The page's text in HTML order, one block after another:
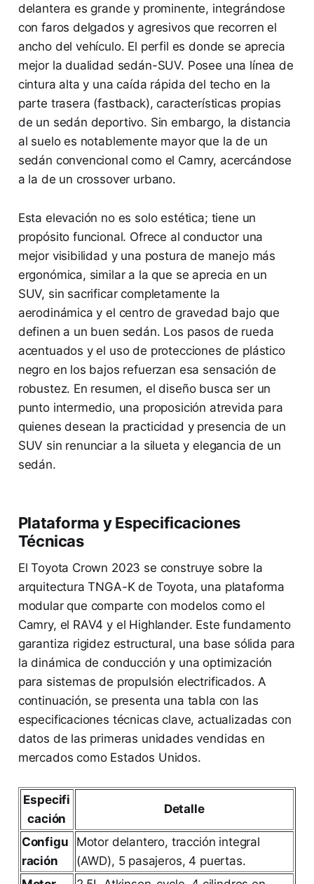
delantera es grande y prominente, integrándose
con faros delgados y agresivos que recorren el
ancho del vehículo. El perfil es donde se aprecia
mejor la dualidad sedán-SUV. Posee una línea de
cintura alta y una caída rápida del techo en la
parte trasera (fastback), características propias
de un sedán deportivo. Sin embargo, la distancia
al suelo es notablemente mayor que la de un
sedán convencional como el Camry, acercándose
a la de un crossover urbano.
Esta elevación no es solo estética; tiene un
propósito funcional. Ofrece al conductor una
mejor visibilidad y una postura de manejo más
ergonómica, similar a la que se aprecia en un
SUV, sin sacrificar completamente la
aerodinámica y el centro de gravedad bajo que
definen a un buen sedán. Los pasos de rueda
acentuados y el uso de protecciones de plástico
negro en los bajos refuerzan esa sensación de
robustez. En resumen, el diseño busca ser un
punto intermedio, una proposición atrevida para
quienes desean la practicidad y presencia de un
SUV sin renunciar a la silueta y elegancia de un
sedán.
Plataforma y Especificaciones
Técnicas
El Toyota Crown 2023 se construye sobre la
arquitectura TNGA-K de Toyota, una plataforma
modular que comparte con modelos como el
Camry, el RAV4 y el Highlander. Este fundamento
garantiza rigidez estructural, una base sólida para
la dinámica de conducción y una optimización
para sistemas de propulsión electrificados. A
continuación, se presenta una tabla con las
especificaciones técnicas clave, actualizadas con
datos de las primeras unidades vendidas en
mercados como Estados Unidos.
Especifi
cación
Detalle
Configu
ración
Motor delantero, tracción integral
(AWD), 5 pasajeros, 4 puertas.